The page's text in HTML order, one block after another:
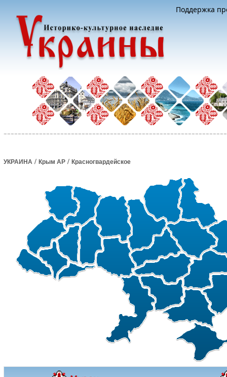
Поддержка
УКРАИНА / Крым АР / Красногвардейское